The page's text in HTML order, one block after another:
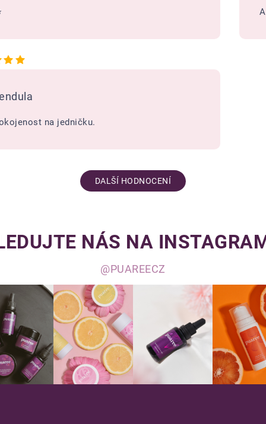
Hodnocení obchodu je 5 z 5 hvězdiček.
na jedničku.
DALŠÍ HODNOCENÍ
NÁS NA
@PUAREECZ